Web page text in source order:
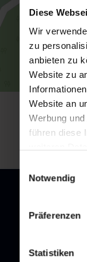
Diese
Wir
zu
anbieten zu
Website zu
Website an
Werbung
führen diese
Nutzung der
Notwendig
Präferenzen
Statistiken
Zurück
Melden Sie